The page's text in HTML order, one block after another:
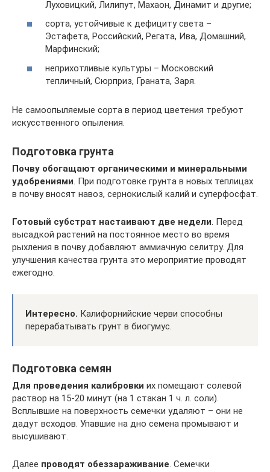
Луховицкий, Лилипут, Махаон, Динамит и другие;
сорта, устойчивые к дефициту света –
Эстафета, Российский, Регата, Ива, Домашний,
Марфинский;
неприхотливые культуры – Московский
тепличный, Сюрприз, Граната, Заря.
Не самоопыляемые сорта в период цветения требуют
искусственного опыления.
Подготовка грунта
Почву обогащают органическими и минеральными
удобрениями. При подготовке грунта в новых теплицах
в почву вносят навоз, сернокислый калий и суперфосфат.
Готовый субстрат настаивают две недели. Перед
высадкой растений на постоянное место во время
рыхления в почву добавляют аммиачную селитру. Для
улучшения качества грунта это мероприятие проводят
ежегодно.
Интересно. Калифорнийские черви способны
перерабатывать грунт в биогумус.
Подготовка семян
Для проведения калибровки их помещают солевой
раствор на 15-20 минут (на 1 стакан 1 ч. л. соли).
Всплывшие на поверхность семечки удаляют – они не
дадут всходов. Упавшие на дно семена промывают и
высушивают.
Далее проводят обеззараживание. Семечки